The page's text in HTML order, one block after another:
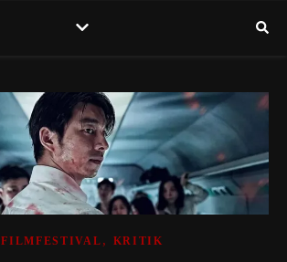
FILMFESTIVAL , KRITIK